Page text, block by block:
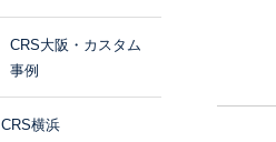
CRS大阪・カスタム
事例
CRS横浜